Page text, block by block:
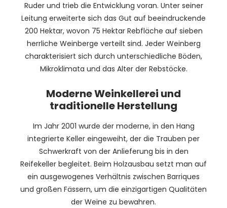
Ruder und trieb die Entwicklung voran. Unter seiner
Leitung erweiterte sich das Gut auf beeindruckende
200 Hektar, wovon 75 Hektar Rebfläche auf sieben
herrliche Weinberge verteilt sind. Jeder Weinberg
charakterisiert sich durch unterschiedliche Böden,
Mikroklimata und das Alter der Rebstöcke.
Moderne Weinkellerei und
traditionelle Herstellung
Im Jahr 2001 wurde der moderne, in den Hang
integrierte Keller eingeweiht, der die Trauben per
Schwerkraft von der Anlieferung bis in den
Reifekeller begleitet. Beim Holzausbau setzt man auf
ein ausgewogenes Verhältnis zwischen Barriques
und großen Fässern, um die einzigartigen Qualitäten
der Weine zu bewahren.